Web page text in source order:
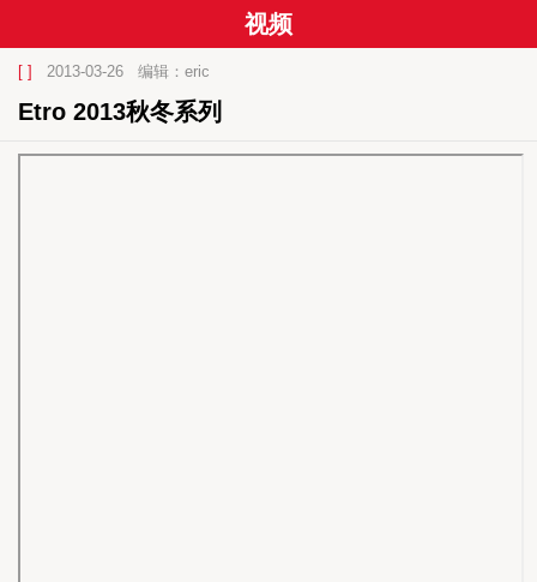
视频
[ ] 2013-03-26 编辑：eric
Etro 2013秋冬系列